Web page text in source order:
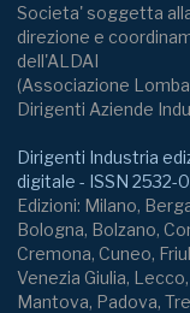
Societa' soggetta
direzione e
dell'ALDAI
(Associazione
Dirigenti Aziende
Dirigenti Industria
digitale - ISSN 2532-
Edizioni: Milano,
Bologna, Bolzano,
Cremona, Cuneo,
Venezia Giulia, Lecco,
Mantova, Padova,